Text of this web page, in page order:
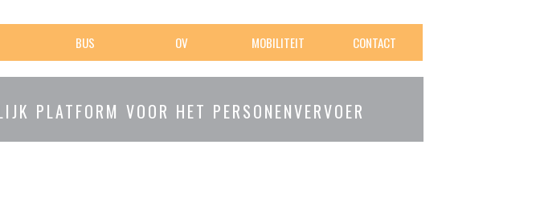
BUS OV MOBILITEIT CONTACT
PLATFORM VOOR HET PERSONENVERVOER